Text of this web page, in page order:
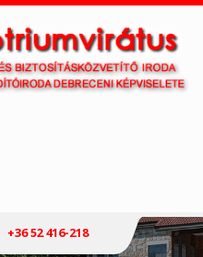
+36 52 416-218